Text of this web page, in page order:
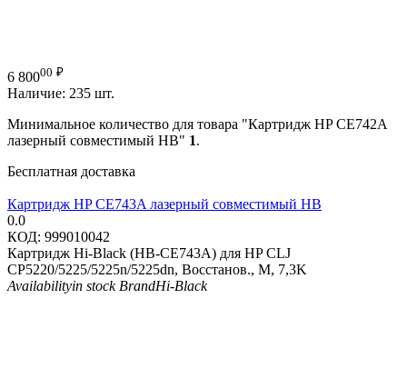
6 80000 ₽
Наличие: 235 шт.
Минимальное количество для товара "Картридж HP CE742A
лазерный совместимый HB" 1.
Бесплатная доставка
Картридж HP CE743A лазерный совместимый HB
0.0
КОД: 999010042
Картридж Hi-Black (HB-CE743A) для HP CLJ
CP5220/5225/5225n/5225dn, Восстанов., M, 7,3K
Availabilityin stock BrandHi-Black